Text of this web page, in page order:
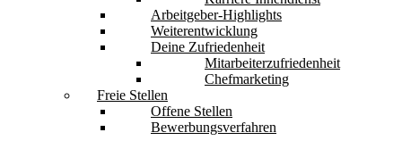
Arbeitgeber-Highlights
Weiterentwicklung
Deine Zufriedenheit
Mitarbeiterzufriedenheit
Chefmarketing
Freie Stellen
Offene Stellen
Bewerbungsverfahren